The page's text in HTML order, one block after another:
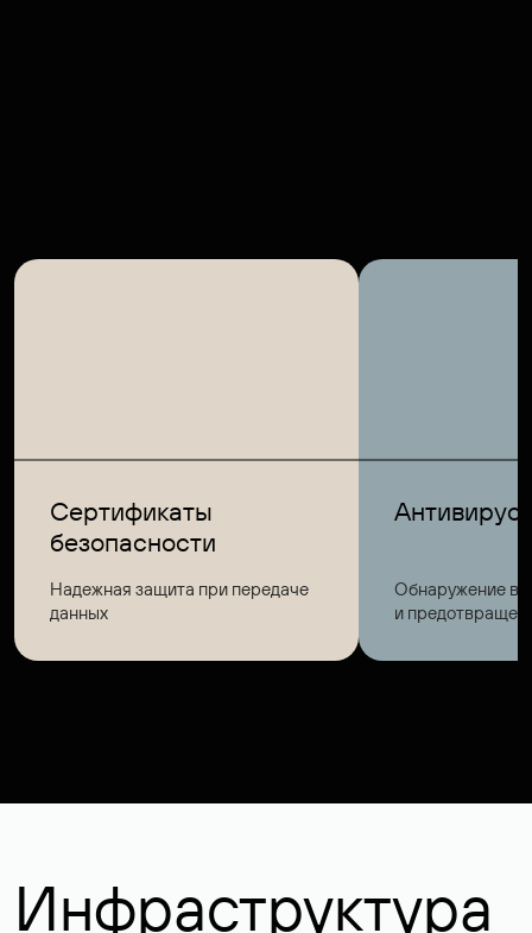
Сертификаты
безопасности
Надежная защита при передаче
данных
Антивирус
Обнаружение
и
Инфраструктура